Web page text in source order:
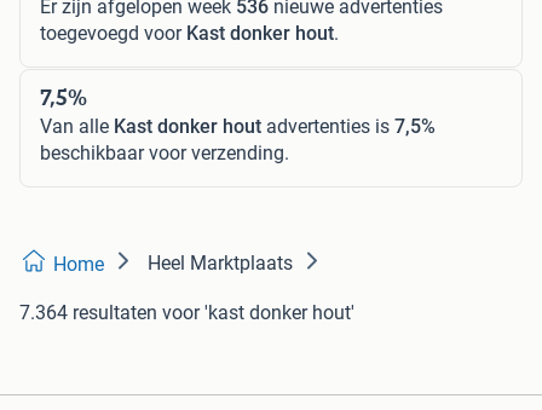
Er zijn afgelopen week 536 nieuwe advertenties
toegevoegd voor Kast donker hout.
7,5%
Van alle Kast donker hout advertenties is 7,5%
beschikbaar voor verzending.
Home Heel Marktplaats
7.364 resultaten voor 'kast donker hout'